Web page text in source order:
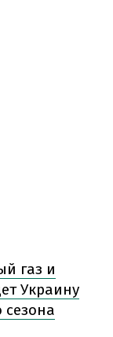
газ и
Украину
сезона